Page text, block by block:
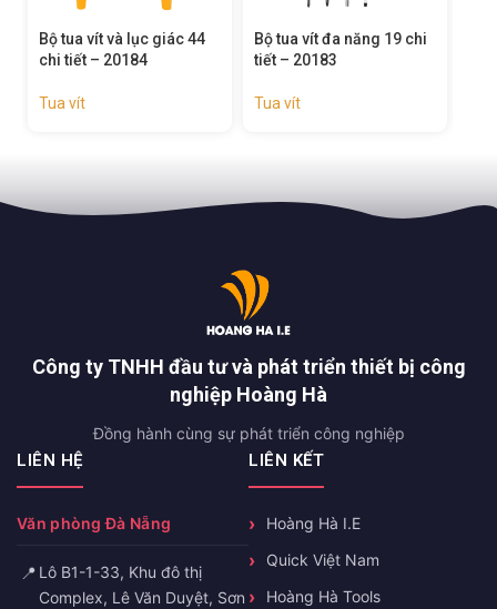
Bộ tua vít đa năng 19 chi
tiết – 20183
Tua vít
Bộ tua vít chính xác 8 chi
tiết – 20193
Tua vít
Công ty TNHH đầu tư và phát triển thiết bị công
nghiệp Hoàng Hà
Đồng hành cùng sự phát triển công nghiệp
LIÊN HỆ
Văn phòng Đà Nẵng
📍 Lô B1-1-33, Khu đô thị
Complex, Lê Văn Duyệt, Sơn
LIÊN KẾT
Hoàng Hà I.E
Quick Việt Nam
Hoàng Hà Tools